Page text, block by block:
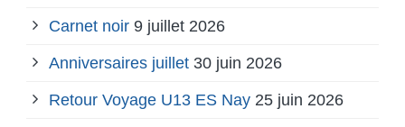
Carnet noir 9 juillet 2026
Anniversaires juillet 30 juin 2026
Retour Voyage U13 ES Nay 25 juin 2026